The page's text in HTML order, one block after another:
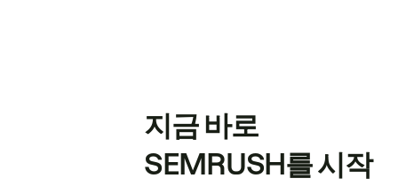
지금 바로
SEMRUSH를 시작